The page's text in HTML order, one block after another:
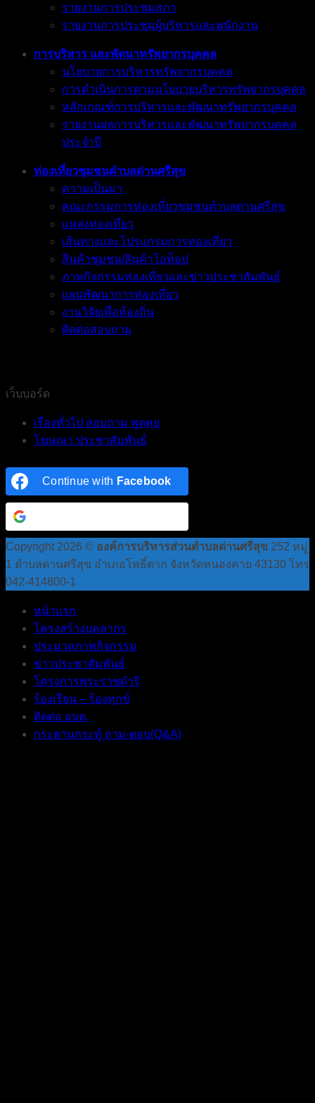
รายงานการประชุมสภา
รายงานการประชุมผู้บริหารและพนักงาน
การบริหาร และพัตนาทรัพยากรบุคคล
นโยบายการบริหารทรัพยากรบุคคล
การดำเนินการตามนโยบายบริหารทรัพยากรบุคคล
หลักเกณฑ์การบริหารและพัฒนาทรัพยากรบุคคล
รายงานผลการบริหารและพัฒนาทรัพยากรบุคคล
ประจำปี
ท่องเที่ยวชุมชนตำบลด่านศรีสุข
ความเป็นมา
คณะกรรมการท่องเที่ยวชุมชนตำบลด่านศรีสุข
แหล่งท่องเที่ยว
เส้นทางและโปรแกรมการท่องเที่ยว
สินค้าชุมชน/สินค้าโอท็อป
ภาพกิจกรรมท่องเที่ยวและข่าวประชาสัมพันธ์
แผนพัฒนาการท่องเที่ยว
งานวิจัยเพื่อท้องถิ่น
ติดต่อสอบถาม
เว็บบอร์ด
เรื่องทั่วไป สอบถาม พูดคุย
โฆษณา ประชาสัมพันธ์
Continue with Facebook
Copyright 2026 © องค์การบริหารส่วนตำบลด่านศรีสุข 252 หมู่
1 ตำบลด่านศรีสุข อำเภอโพธิ์ตาก จังหวัดหนองคาย 43130 โทร
042-414800-1
หน้าแรก
โครงสร้างบุคลากร
ประมวลภาพกิจกรรม
ข่าวประชาสัมพันธ์
โครงการพระราชดำริ
ร้องเรียน – ร้องทุกข์
ติดต่อ อบต.
กระดานกระทู้ ถาม-ตอบ(Q&A)